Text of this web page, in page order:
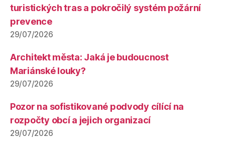
turistických tras a pokročilý systém požární
prevence
29/07/2026
Architekt města: Jaká je budoucnost
Mariánské louky?
29/07/2026
Pozor na sofistikované podvody cílící na
rozpočty obcí a jejich organizací
29/07/2026